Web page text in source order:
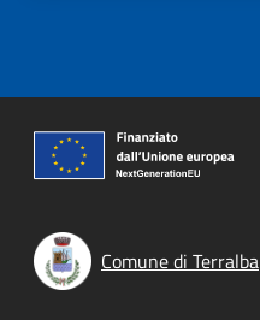
Comune di Terralba